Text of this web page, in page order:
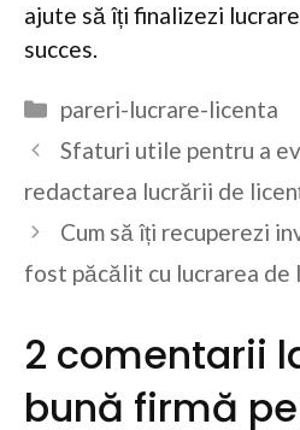
ajute să îți finalizezi
succes.
Categorii
pareri-lucrare-licenta
Sfaturi utile pentru a
redactarea lucrării de
Cum să îți recuperezi
fost păcălit cu lucrarea de
2 comentarii
bună firmă